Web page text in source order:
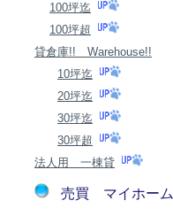
100坪迄
100坪超
貸倉庫!! Warehouse!!
10坪迄
20坪迄
30坪迄
30坪超
法人用 一棟貸
売買 マイホーム